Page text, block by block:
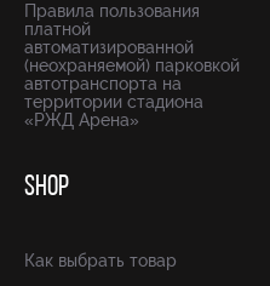
Правила пользования
платной
автоматизированной
(неохраняемой) парковкой
автотранспорта на
территории стадиона
«РЖД Арена»
SHOP
Как выбрать товар